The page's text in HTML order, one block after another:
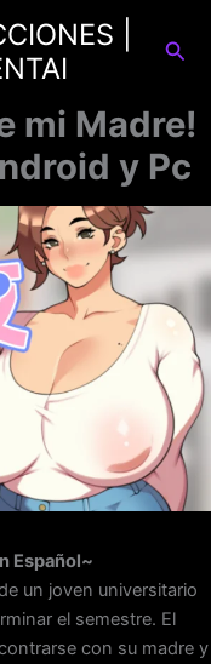
|
mi Madre!
y Pc
Español~
un joven universitario
el semestre. El
con su madre y